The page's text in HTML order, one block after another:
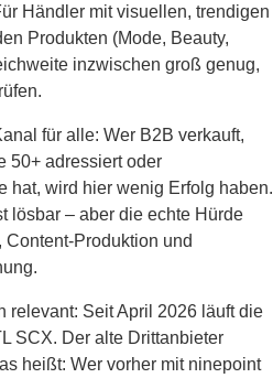
Händler mit visuellen, trendigen
Produkten (Mode, Beauty,
inzwischen groß genug,
für alle: Wer B2B verkauft,
50+ adressiert oder
hat, wird hier wenig Erfolg haben.
lösbar – aber die echte Hürde
Produktion und
relevant: Seit April 2026 läuft die
SCX. Der alte Drittanbieter
heißt: Wer vorher mit ninepoint